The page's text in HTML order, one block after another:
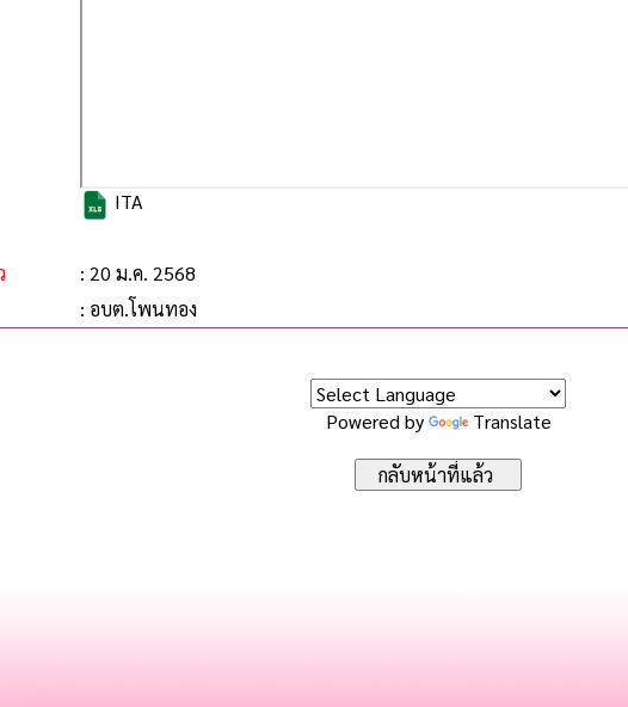
ITA
: 20 ม.ค. 2568
: อบต.โพนทอง
Powered by Translate